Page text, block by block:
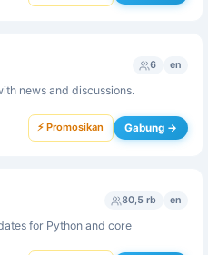
6 en
news and discussions.
⚡ Promosikan Gabung →
80,5 rb en
for Python and core